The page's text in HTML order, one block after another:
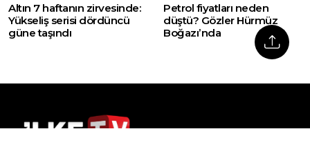
Altın 7 haftanın zirvesinde:
Yükseliş serisi dördüncü
güne taşındı
Petrol fiyatları neden
düştü? Gözler Hürmüz
Boğazı’nda